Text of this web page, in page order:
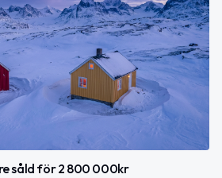
såld för 2 800 000kr